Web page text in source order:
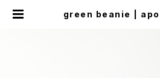
green beanie |